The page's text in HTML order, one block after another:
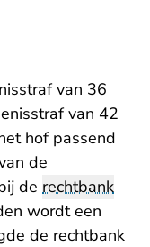
van 36
van 42
hof passend
de
de rechtbank
wordt een
de rechtbank